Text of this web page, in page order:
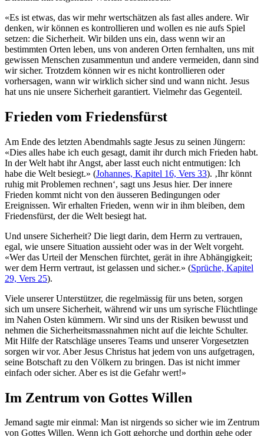
«Es ist etwas, das wir mehr wertschätzen als fast alles andere. Wir
denken, wir können es kontrollieren und wollen es nie aufs Spiel
setzen: die Sicherheit. Wir bilden uns ein, dass wenn wir an
bestimmten Orten leben, uns von anderen Orten fernhalten, uns mit
gewissen Menschen zusammentun und andere vermeiden, dann sind
wir sicher. Trotzdem können wir es nicht kontrollieren oder
vorhersagen, wann wir wirklich sicher sind und wann nicht. Jesus
hat uns nie unsere Sicherheit garantiert. Vielmehr das Gegenteil.
Frieden vom Friedensfürst
Am Ende des letzten Abendmahls sagte Jesus zu seinen Jüngern:
«Dies alles habe ich euch gesagt, damit ihr durch mich Frieden habt.
In der Welt habt ihr Angst, aber lasst euch nicht entmutigen: Ich
habe die Welt besiegt.» (Johannes, Kapitel 16, Vers 33). ‚Ihr könnt
ruhig mit Problemen rechnen‘, sagt uns Jesus hier. Der innere
Frieden kommt nicht von den äusseren Bedingungen oder
Ereignissen. Wir erhalten Frieden, wenn wir in ihm bleiben, dem
Friedensfürst, der die Welt besiegt hat.
Und unsere Sicherheit? Die liegt darin, dem Herrn zu vertrauen,
egal, wie unsere Situation aussieht oder was in der Welt vorgeht.
«Wer das Urteil der Menschen fürchtet, gerät in ihre Abhängigkeit;
wer dem Herrn vertraut, ist gelassen und sicher.» (Sprüche, Kapitel
29, Vers 25).
Viele unserer Unterstützer, die regelmässig für uns beten, sorgen
sich um unsere Sicherheit, während wir uns um syrische Flüchtlinge
im Nahen Osten kümmern. Wir sind uns der Risiken bewusst und
nehmen die Sicherheitsmassnahmen nicht auf die leichte Schulter.
Mit Hilfe der Ratschläge unseres Teams und unserer Vorgesetzten
sorgen wir vor. Aber Jesus Christus hat jedem von uns aufgetragen,
seine Botschaft zu den Völkern zu bringen. Das ist nicht immer
einfach oder sicher. Aber es ist die Gefahr wert!»
Im Zentrum von Gottes Willen
Jemand sagte mir einmal: Man ist nirgends so sicher wie im Zentrum
von Gottes Willen. Wenn ich Gott gehorche und dorthin gehe oder